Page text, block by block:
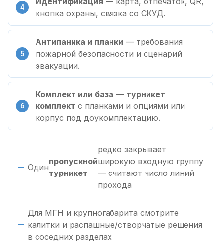
кнопка охраны, связка со СКУД.
Антипаника и планки — требования
пожарной безопасности и сценарий
эвакуации.
Комплект или база — турникет
комплект с планками и опциями или
корпус под доукомплектацию.
Один
пропускной
турникет
редко закрывает
широкую входную группу
— считают число линий
прохода
Для МГН и крупногабарита смотрите
калитки и распашные/створчатые решения
в соседних разделах